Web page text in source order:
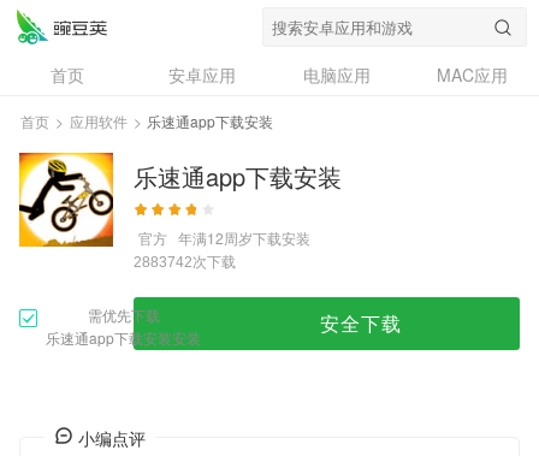
首页 安卓应用 电脑应用
MAC应用
资讯
专题
问答
首页 > 应用软件 > 乐速通app下载安装
乐速通app下载安装
官方 年满12周岁下载安装
2883742次下载
需优先下载
乐速通app下载安装安装
安全下载
小编点评